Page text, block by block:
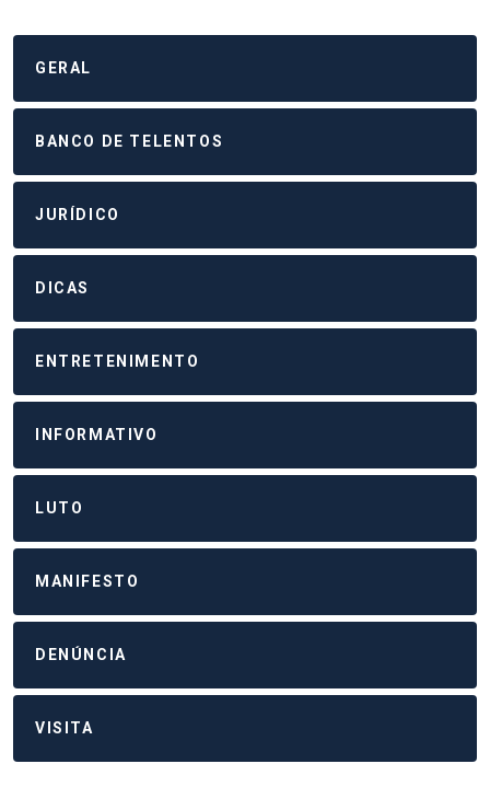
GERAL
BANCO DE TELENTOS
JURÍDICO
DICAS
ENTRETENIMENTO
INFORMATIVO
LUTO
MANIFESTO
DENÚNCIA
VISITA